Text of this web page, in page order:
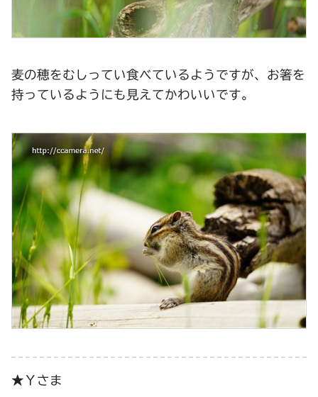
麦の穂をむしってい食べているようですが、お箸を
持っているようにも見えてかわいいです。
★Ｙさま